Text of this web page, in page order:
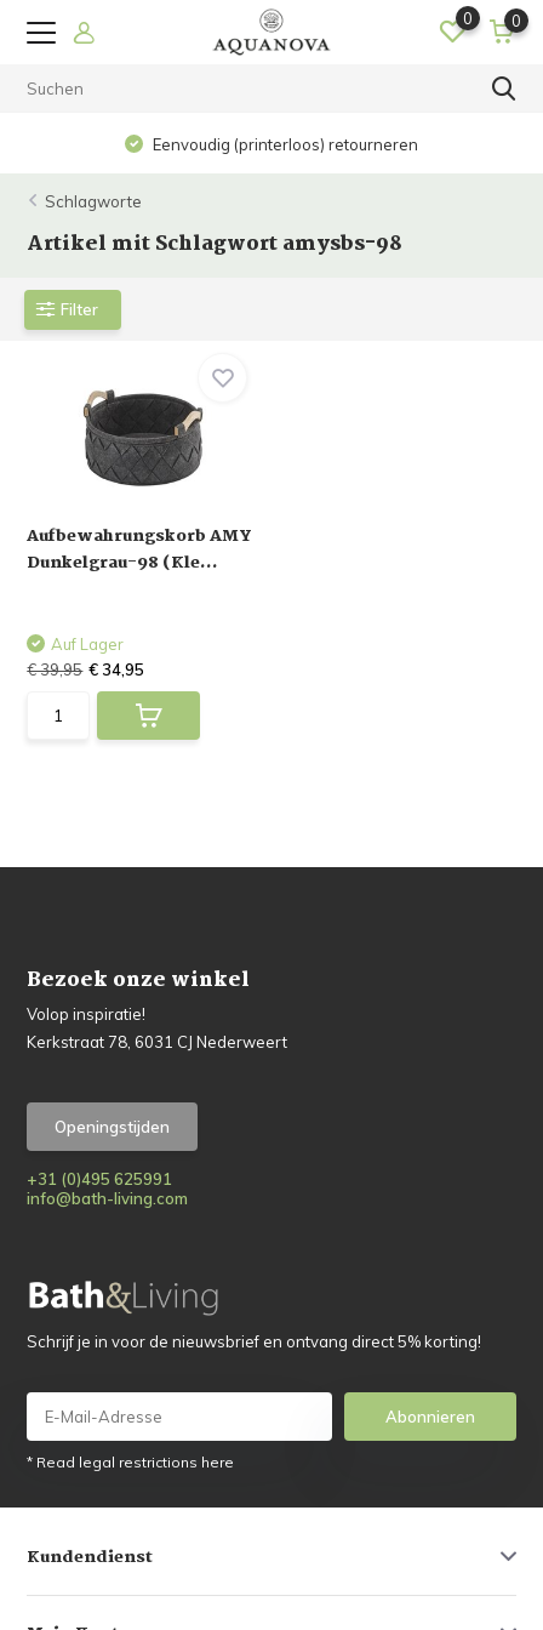
0 0
Eenvoudig (printerloos) retourneren
Schlagworte
Artikel mit Schlagwort amysbs-98
Filter
Aufbewahrungskorb AMY
Dunkelgrau-98 (Kle...
Auf Lager
€ 39,95 € 34,95
Bezoek onze winkel
Volop inspiratie!
Kerkstraat 78, 6031 CJ Nederweert
Openingstijden
+31 (0)495 625991
info@bath-living.com
Schrijf je in voor de nieuwsbrief en ontvang direct 5% korting!
Abonnieren
* Read legal restrictions here
Kundendienst